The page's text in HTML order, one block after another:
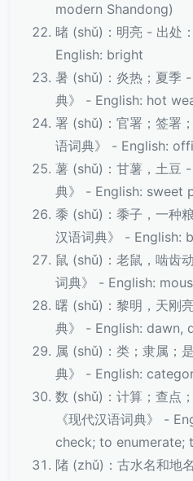
modern Shandong)
暏 (shǔ)：明亮 - 出处
English: bright
暑 (shǔ)：炎热；夏季
典》 - English: hot
署 (shǔ)：官署；签署
语词典》 - English:
薯 (shǔ)：甘薯，土豆
典》 - English: sweet
黍 (shǔ)：黍子，一种
汉语词典》 - English:
鼠 (shǔ)：老鼠，啮齿
词典》 - English:
曙 (shǔ)：黎明，天刚
典》 - English: dawn,
属 (shǔ)：类；隶属；
典》 - English:
数 (shǔ)：计算；查点
《现代汉语词典》 -
check; to enumerate;
陼 (zhǔ)：古水名和地